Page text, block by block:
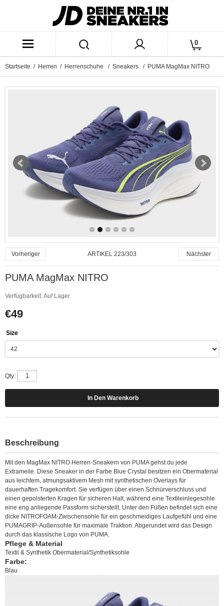
0
Startseite / Herren / Herrenschuhe / Sneakers / PUMA MagMax NITRO
Vorheriger ARTIKEL 223/303 Nächster
PUMA MagMax NITRO
Verfügbarkeit:Auf Lager
€49
Size
Qty:
Beschreibung
Mit den MagMax NITRO Herren-Sneakern von PUMA gehst du jede
Extrameile. Diese Sneaker in der Farbe Blue Crystal besitzen ein Obermaterial
aus leichtem, atmungsaktivem Mesh mit synthetischen Overlays für
dauerhaften Tragekomfort. Sie verfügen über einen Schnürverschluss und
einen gepolsterten Kragen für sicheren Halt, während eine Textileinlegesohle
eine eng anliegende Passform sicherstellt. Unter den Füßen befindet sich eine
dicke NITROFOAM-Zwischensohle für ein geschmeidiges Laufgefühl und eine
PUMAGRIP-Außensohle für maximale Traktion. Abgerundet wird das Design
durch das klassische Logo von PUMA.
Pflege & Material
Textil & Synthetik Obermaterial/Synthetiksohle
Farbe:
Blau